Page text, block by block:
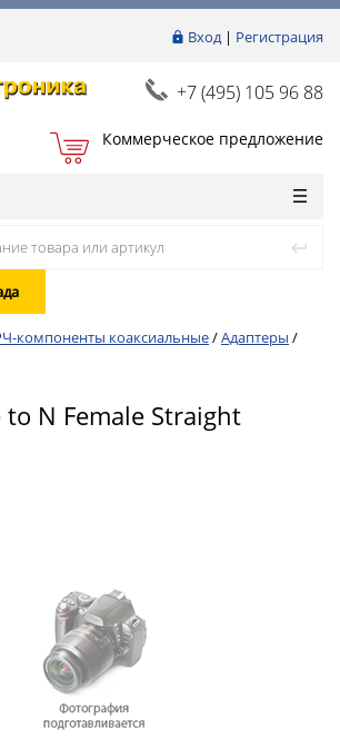
Вход| Регистрация
+7 (495) 105 96 88
Коммерческое предложение
компоненты коаксиальные/Адаптеры /
N Female Straight